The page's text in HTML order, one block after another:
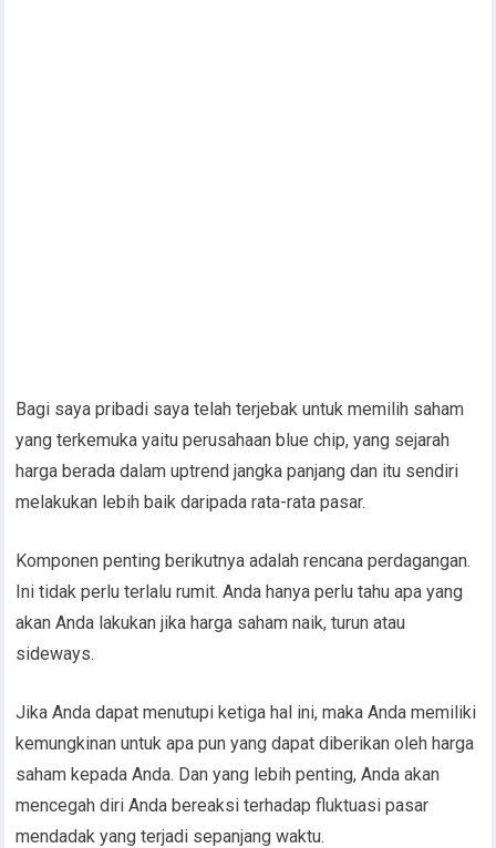
Bagi saya pribadi saya telah terjebak untuk memilih saham
yang terkemuka yaitu perusahaan blue chip, yang sejarah
harga berada dalam uptrend jangka panjang dan itu sendiri
melakukan lebih baik daripada rata-rata pasar.
Komponen penting berikutnya adalah rencana perdagangan.
Ini tidak perlu terlalu rumit. Anda hanya perlu tahu apa yang
akan Anda lakukan jika harga saham naik, turun atau
sideways.
Jika Anda dapat menutupi ketiga hal ini, maka Anda memiliki
kemungkinan untuk apa pun yang dapat diberikan oleh harga
saham kepada Anda. Dan yang lebih penting, Anda akan
mencegah diri Anda bereaksi terhadap fluktuasi pasar
mendadak yang terjadi sepanjang waktu.